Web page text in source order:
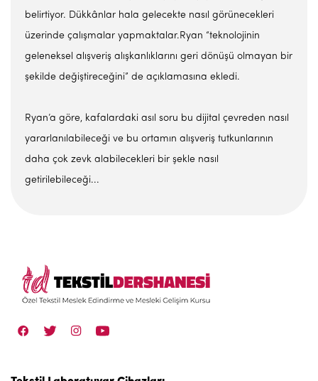
belirtiyor. Dükkânlar hala gelecekte nasıl görünecekleri
üzerinde çalışmalar yapmaktalar.Ryan “teknolojinin
geleneksel alışveriş alışkanlıklarını geri dönüşü olmayan bir
şekilde değiştireceğini” de açıklamasına ekledi.
Ryan’a göre, kafalardaki asıl soru bu dijital çevreden nasıl
yararlanılabileceği ve bu ortamın alışveriş tutkunlarının
daha çok zevk alabilecekleri bir şekle nasıl
getirilebileceği...